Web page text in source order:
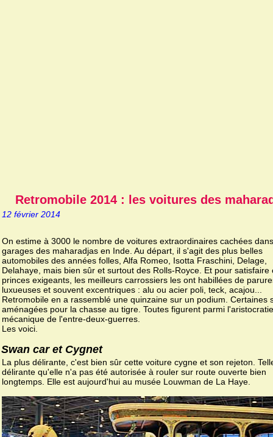
Retromobile 2014 : les voitures des
12 février 2014
On estime à 3000 le nombre de voitures extraordinaires cachées
garages des maharadjas en Inde. Au départ, il s'agit des plus belles
automobiles des années folles, Alfa Romeo, Isotta Fraschini, Delage,
Delahaye, mais bien sûr et surtout des Rolls-Royce. Et pour satisfaire
princes exigeants, les meilleurs carrossiers les ont habillées de
luxueuses et souvent excentriques : alu ou acier poli, teck, acajou...
Retromobile en a rassemblé une quinzaine sur un podium. Certaines
aménagées pour la chasse au tigre. Toutes figurent parmi l'aristocratie
mécanique de l'entre-deux-guerres.
Les voici.
Swan car et Cygnet
La plus délirante, c'est bien sûr cette voiture cygne et son rejeton.
délirante qu'elle n'a pas été autorisée à rouler sur route ouverte bien
longtemps. Elle est aujourd'hui au musée Louwman de La Haye.